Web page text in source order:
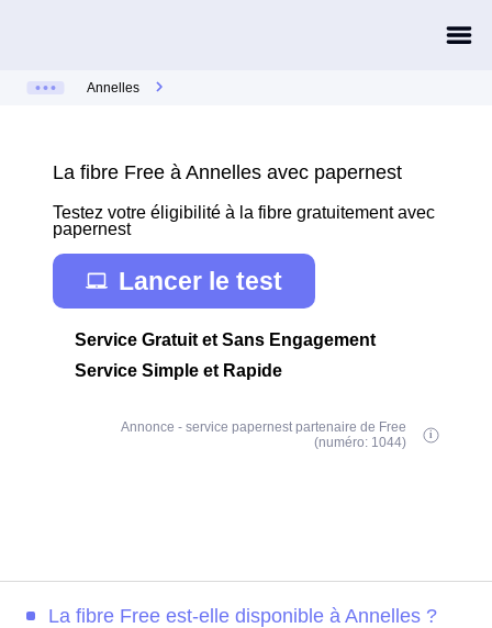
Annelles
La fibre Free à Annelles avec papernest
Testez votre éligibilité à la fibre gratuitement avec
papernest
Lancer le test
Service Gratuit et Sans Engagement
Service Simple et Rapide
Annonce - service papernest partenaire de Free
(numéro: 1044)
La fibre Free est-elle disponible à Annelles ?